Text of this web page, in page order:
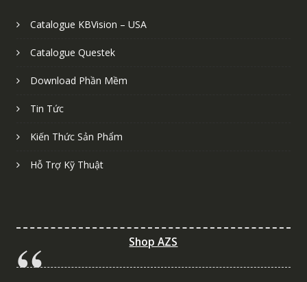
Catalogue KBVision – USA
Catalogue Questek
Download Phần Mềm
Tin Tức
Kiến Thức Sản Phẩm
Hỗ Trợ Kỹ Thuật
Shop AZS